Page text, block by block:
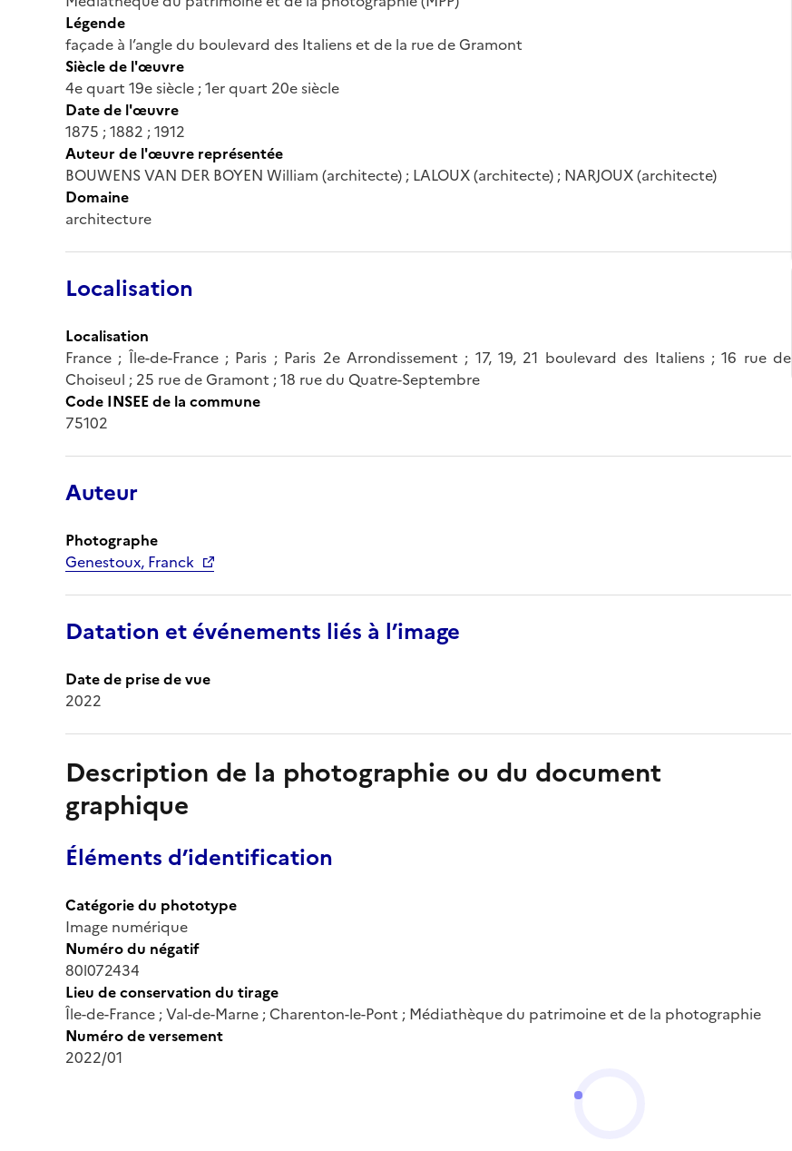
Légende
façade à l’angle du boulevard des Italiens et de la rue de Gramont
Siècle de l'œuvre
4e quart 19e siècle ; 1er quart 20e siècle
Date de l'œuvre
1875 ; 1882 ; 1912
Auteur de l'œuvre représentée
BOUWENS VAN DER BOYEN William (architecte) ; LALOUX (architecte) ; NARJOUX (architecte)
Domaine
architecture
Localisation
Localisation
France ; Île-de-France ; Paris ; Paris 2e Arrondissement ; 17, 19, 21 boulevard des Italiens ; 16 rue de
Choiseul ; 25 rue de Gramont ; 18 rue du Quatre-Septembre
Code INSEE de la commune
75102
Auteur
Photographe
Genestoux, Franck
Datation et événements liés à l’image
Date de prise de vue
2022
Description de la photographie ou du document
graphique
Éléments d’identification
Catégorie du phototype
Image numérique
Numéro du négatif
80l072434
Lieu de conservation du tirage
Île-de-France ; Val-de-Marne ; Charenton-le-Pont ; Médiathèque du patrimoine et de la photographie
Numéro de versement
2022/01